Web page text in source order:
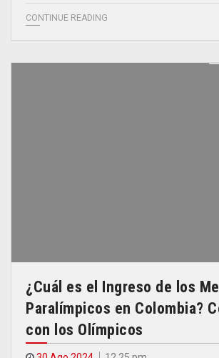
CONTINUE READING
¿Cuál es el Ingreso de los
Paralímpicos en Colombia?
con los Olímpicos